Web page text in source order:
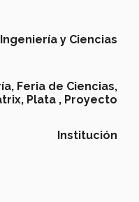
Ingeniería y Ciencias
Feria de Ciencias,
Plata , Proyecto
Institución